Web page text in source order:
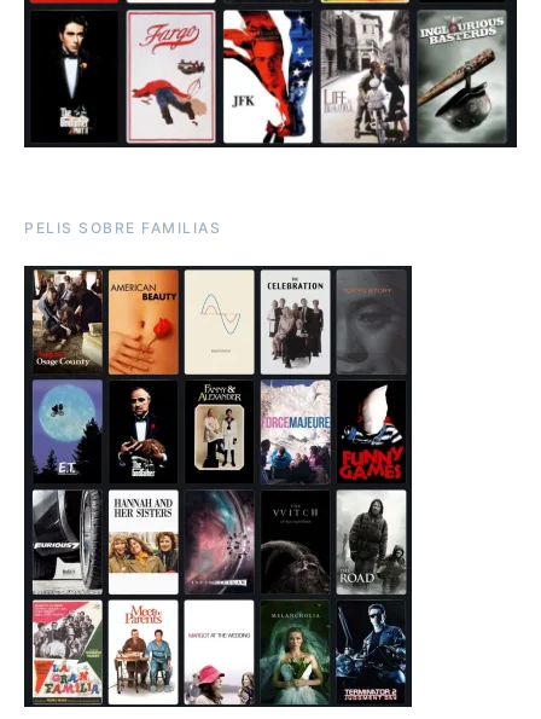
PELIS SOBRE FAMILIAS